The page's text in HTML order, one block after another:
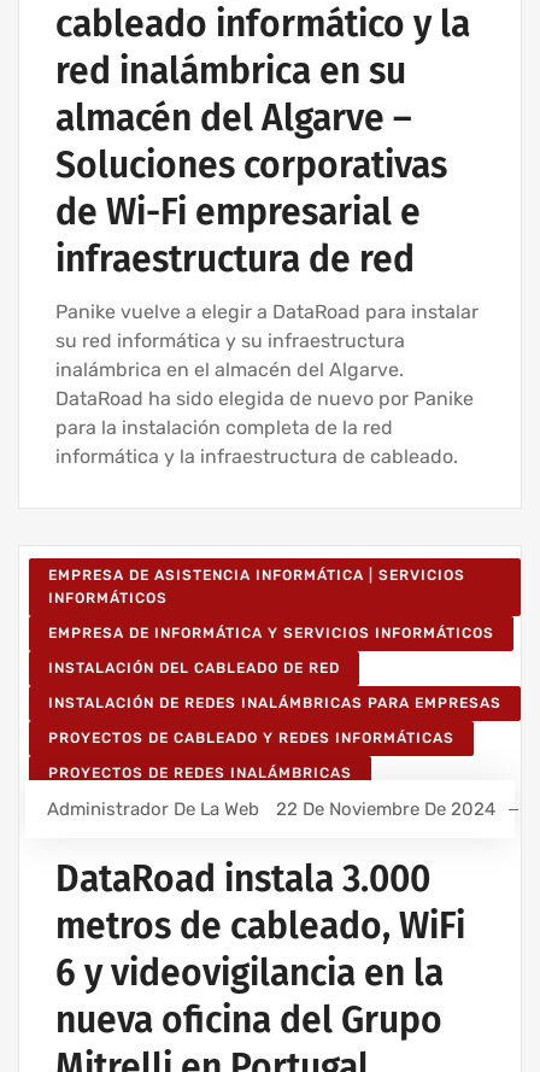
cableado informático y la
red inalámbrica en su
almacén del Algarve –
Soluciones corporativas
de Wi-Fi empresarial e
infraestructura de red
Panike vuelve a elegir a DataRoad para instalar
su red informática y su infraestructura
inalámbrica en el almacén del Algarve.
DataRoad ha sido elegida de nuevo por Panike
para la instalación completa de la red
informática y la infraestructura de cableado.
EMPRESA DE ASISTENCIA INFORMÁTICA | SERVICIOS
INFORMÁTICOS
EMPRESA DE INFORMÁTICA Y SERVICIOS INFORMÁTICOS
INSTALACIÓN DEL CABLEADO DE RED
INSTALACIÓN DE REDES INALÁMBRICAS PARA EMPRESAS
PROYECTOS DE CABLEADO Y REDES INFORMÁTICAS
PROYECTOS DE REDES INALÁMBRICAS
RED INFORMÁTICA ESTRUCTURADA
Administrador De La Web 22 De Noviembre De 2024
DataRoad instala 3.000
metros de cableado, WiFi
6 y videovigilancia en la
nueva oficina del Grupo